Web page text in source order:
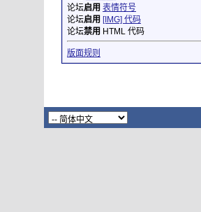
论坛启用 表情符号
论坛启用 [IMG] 代码
论坛禁用 HTML 代码
版面规则